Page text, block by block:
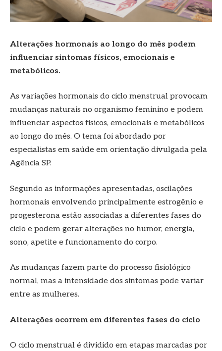
Alterações hormonais ao longo do mês podem
influenciar sintomas físicos, emocionais e
metabólicos.
As variações hormonais do ciclo menstrual provocam
mudanças naturais no organismo feminino e podem
influenciar aspectos físicos, emocionais e metabólicos
ao longo do mês. O tema foi abordado por
especialistas em saúde em orientação divulgada pela
Agência SP.
Segundo as informações apresentadas, oscilações
hormonais envolvendo principalmente estrogênio e
progesterona estão associadas a diferentes fases do
ciclo e podem gerar alterações no humor, energia,
sono, apetite e funcionamento do corpo.
As mudanças fazem parte do processo fisiológico
normal, mas a intensidade dos sintomas pode variar
entre as mulheres.
Alterações ocorrem em diferentes fases do ciclo
O ciclo menstrual é dividido em etapas marcadas por